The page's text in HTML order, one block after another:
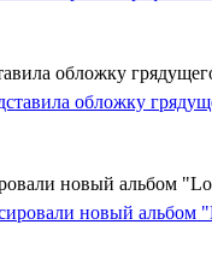
обложку
новый альбом